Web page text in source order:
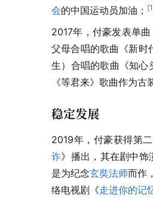
会的中国运动员加油； [
2017年，付豪发表单
父母合唱的歌曲《新时
生）合唱的歌曲《知心
《等君来》歌曲作为
稳定发展
2019年，付豪获得第
诈》播出，其在剧中
是为纪念玄奘法师而作
络电视剧《走进你的记